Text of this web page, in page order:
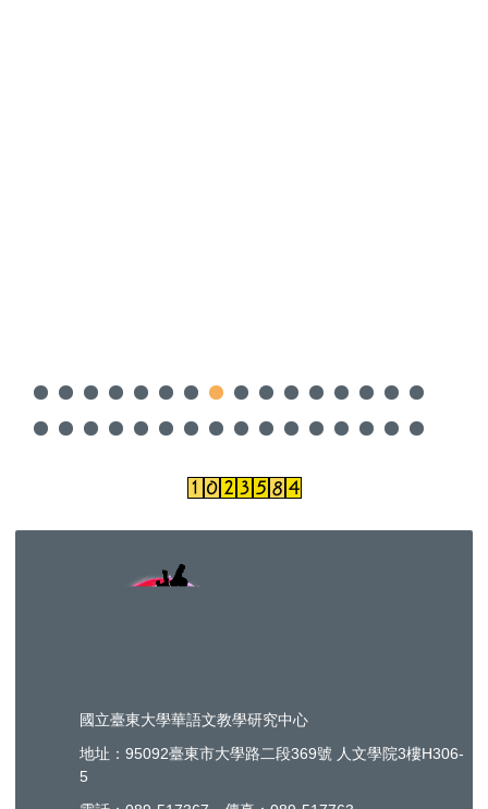
國立臺東大學華語文教學研究中心
地址：95092臺東市大學路二段369號 人文學院3樓H306-
5